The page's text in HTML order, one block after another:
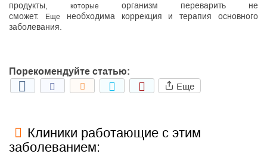
продукты, которые
организм переварить не
сможет.
Еще
необходима коррекция и терапия основного
заболевания.
Порекомендуйте статью:
Еще
Клиники работающие с этим
заболеванием: